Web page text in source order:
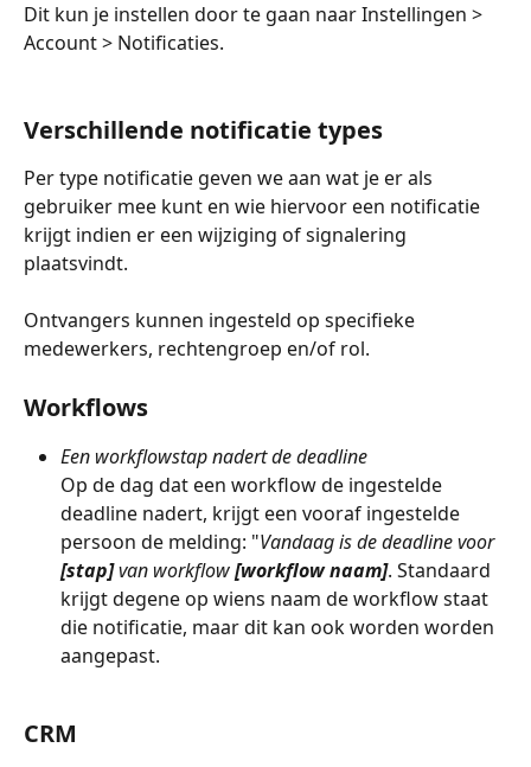
Dit kun je instellen door te gaan naar Instellingen >
Account > Notificaties.
Verschillende notificatie types
Per type notificatie geven we aan wat je er als
gebruiker mee kunt en wie hiervoor een notificatie
krijgt indien er een wijziging of signalering
plaatsvindt.
Ontvangers kunnen ingesteld op specifieke
medewerkers, rechtengroep en/of rol.
Workflows
Een workflowstap nadert de deadline
Op de dag dat een workflow de ingestelde
deadline nadert, krijgt een vooraf ingestelde
persoon de melding: "Vandaag is de deadline voor
[stap] van workflow [workflow naam]. Standaard
krijgt degene op wiens naam de workflow staat
die notificatie, maar dit kan ook worden worden
aangepast.
CRM